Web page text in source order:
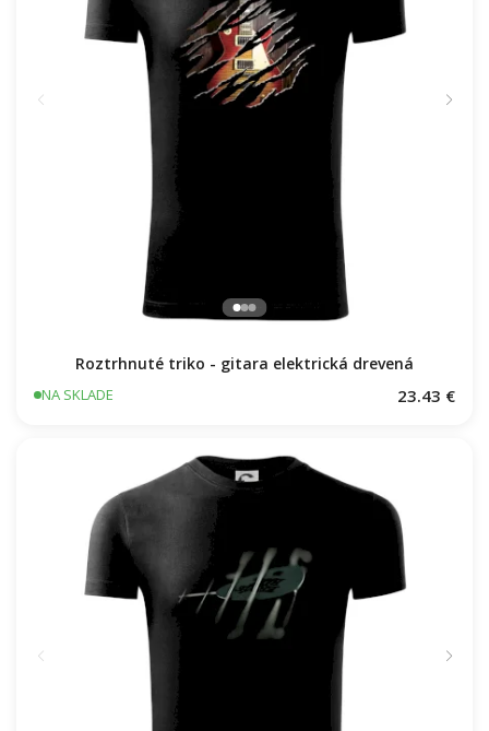
Roztrhnuté triko - gitara elektrická drevená
NA SKLADE 23.43 €